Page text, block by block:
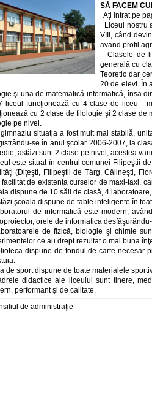
SĂ FACEM
Aţi intrat pe
Liceul nostru
VIII, când
avand profil
Clasele de
generală cu
Teoretic dar
20 de elevi. În
şi una de matematică-informatică, însa
liceul funcţionează cu 4 clase de liceu -
cu 2 clase de filologie şi 2 clase de
pe nivel.
situaţia a fost mult mai stabilă,
se în anul şcolar 2006-2007, la
astăzi sunt 2 clase pe nivel, acestea
este situat în centrul comunei Filipeştii
(Diţeşti, Filipeştii de Târg, Călineşti,
facilitat de existenţa curselor de maxi-taxi,
dispune de 10 săli de clasă, 4
şcoala dispune de table inteligente în
de informatică este modern,
orele de informatica
de fizică, biologie şi chimie
ce au drept rezultat o mai buna
dispune de fondul de carte necesar
de sport dispune de toate materialele
didactice ale liceului sunt tinere,
performant şi de calitate.
de administraţie